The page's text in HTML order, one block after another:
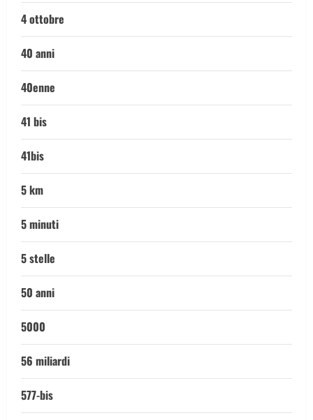
4 ottobre
40 anni
40enne
41 bis
41bis
5 km
5 minuti
5 stelle
50 anni
5000
56 miliardi
577-bis